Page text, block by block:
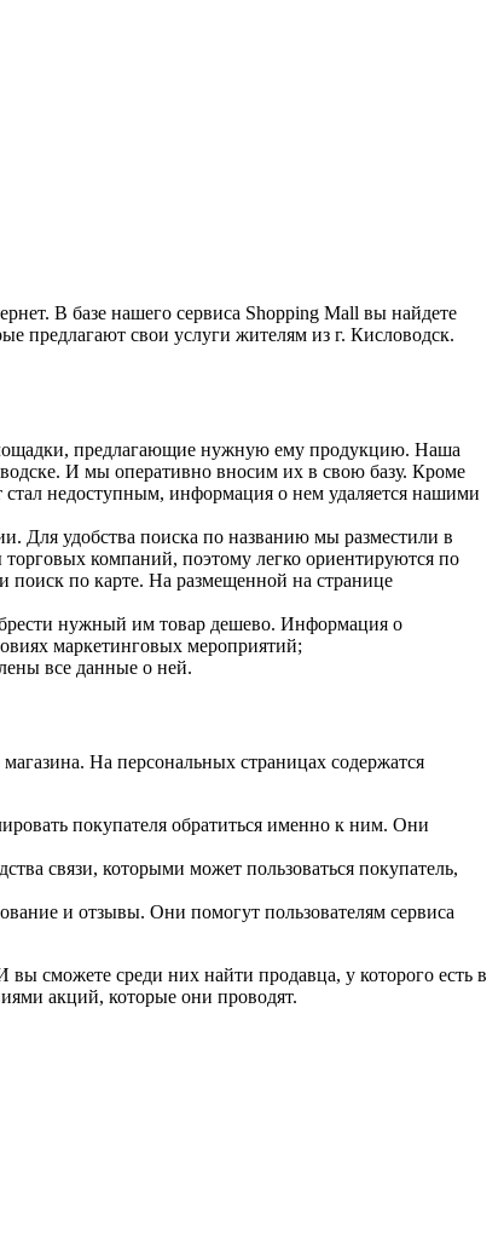
В базе нашего сервиса Shopping Mall вы найдете
предлагают свои услуги жителям из г. Кисловодск.
предлагающие нужную ему продукцию. Наша
И мы оперативно вносим их в свою базу. Кроме
стал недоступным, информация о нем удаляется нашими
Для удобства поиска по названию мы разместили в
компаний, поэтому легко ориентируются по
поиск по карте. На размещенной на странице
нужный им товар дешево. Информация о
маркетинговых мероприятий;
все данные о ней.
На персональных страницах содержатся
покупателя обратиться именно к ним. Они
связи, которыми может пользоваться покупатель,
и отзывы. Они помогут пользователям сервиса
сможете среди них найти продавца, у которого есть в
акций, которые они проводят.